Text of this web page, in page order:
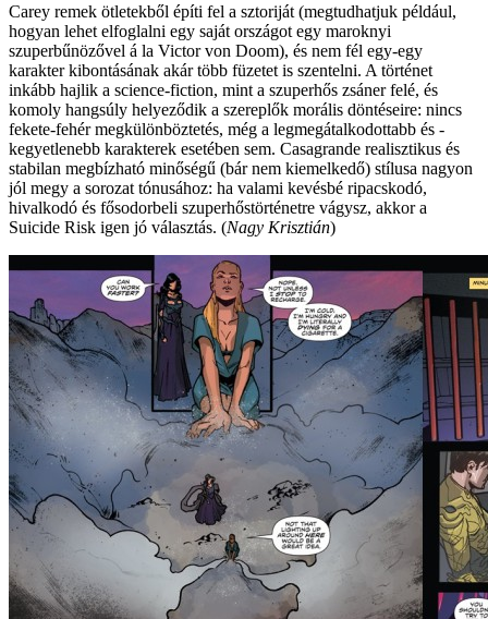
Carey remek ötletekből építi fel a sztoriját (megtudhatjuk például,
hogyan lehet elfoglalni egy saját országot egy maroknyi
szuperbűnözővel á la Victor von Doom), és nem fél egy-egy
karakter kibontásának akár több füzetet is szentelni. A történet
inkább hajlik a science-fiction, mint a szuperhős zsáner felé, és
komoly hangsúly helyeződik a szereplők morális döntéseire: nincs
fekete-fehér megkülönböztetés, még a legmegátalkodottabb és -
kegyetlenebb karakterek esetében sem. Casagrande realisztikus és
stabilan megbízható minőségű (bár nem kiemelkedő) stílusa nagyon
jól megy a sorozat tónusához: ha valami kevésbé ripacskodó,
hivalkodó és fősodorbeli szuperhőstörténetre vágysz, akkor a
Suicide Risk igen jó választás. (Nagy Krisztián)